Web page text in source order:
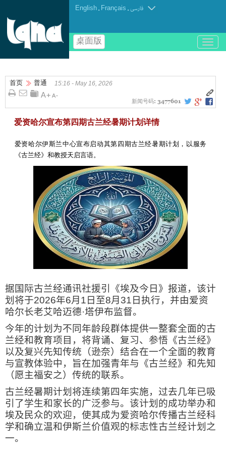
English . Français .فارسی
桌面版
باز
و
کردن
首页 普通 15:16 - May 16, 2026
新闻号码: 3477601
爱资哈尔宣布第四期古兰经暑期计划详情
爱资哈尔伊斯兰中心宣布启动其第四期古兰经暑期计划，以服务
《古兰经》和教授天启言语。
据国际古兰经通讯社援引《埃及今日》报道，该计
划将于2026年6月 1 日至8月 31 日执行，并由爱资
哈尔长老艾哈迈德·塔伊布监督。
今年的计划为不同年龄段群体提供一整套全面的古
兰经和教育项目，将背诵、复习、参悟《古兰经》
以及复兴先知传统（逊奈）结合在一个全面的教育
与宣教体验中，旨在加强青年与《古兰经》和先知
（愿主福安之）传统的联系。
古兰经暑期计划将连续第四年实施，过去几年已吸
引了学生和家长的广泛参与。该计划的成功举办和
埃及民众的欢迎，使其成为爱资哈尔传播古兰经科
学和确立温和伊斯兰价值观的标志性古兰经计划之
一。